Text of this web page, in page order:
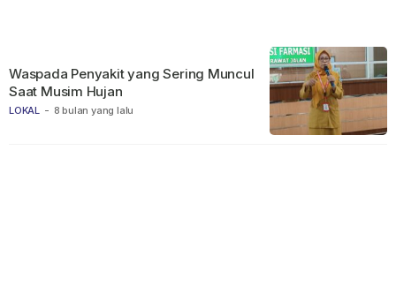
LOKAL - 8 bulan yang lalu
Waspada Penyakit yang Sering Muncul
Saat Musim Hujan